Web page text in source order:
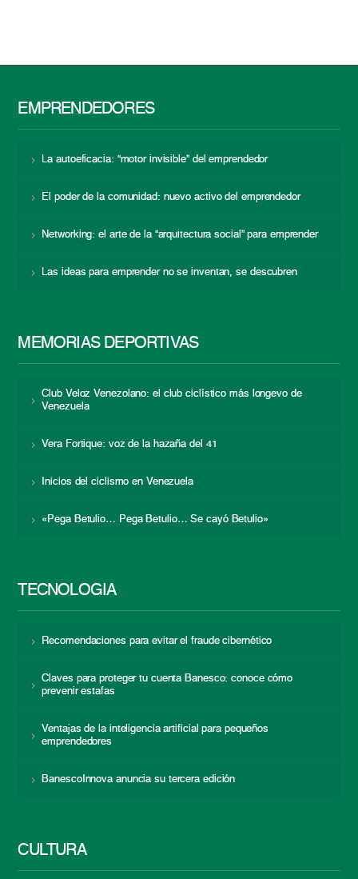
EMPRENDEDORES
La autoeficacia: “motor invisible” del emprendedor
El poder de la comunidad: nuevo activo del emprendedor
Networking: el arte de la “arquitectura social” para emprender
Las ideas para emprender no se inventan, se descubren
MEMORIAS DEPORTIVAS
Club Veloz Venezolano: el club ciclístico más longevo de
Venezuela
Vera Fortique: voz de la hazaña del 41
Inicios del ciclismo en Venezuela
«Pega Betulio… Pega Betulio… Se cayó Betulio»
TECNOLOGÍA
Recomendaciones para evitar el fraude cibernético
Claves para proteger tu cuenta Banesco: conoce cómo
prevenir estafas
Ventajas de la inteligencia artificial para pequeños
emprendedores
BanescoInnova anuncia su tercera edición
CULTURA